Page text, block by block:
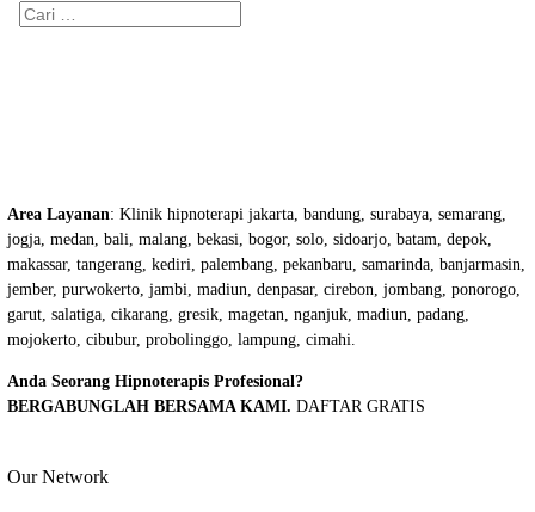
Cari
Area Layanan: Klinik hipnoterapi jakarta, bandung, surabaya, semarang,
jogja, medan, bali, malang, bekasi, bogor, solo, sidoarjo, batam, depok,
makassar, tangerang, kediri, palembang, pekanbaru, samarinda, banjarmasin,
jember, purwokerto, jambi, madiun, denpasar, cirebon, jombang, ponorogo,
garut, salatiga, cikarang, gresik, magetan, nganjuk, madiun, padang,
mojokerto, cibubur, probolinggo, lampung, cimahi.
Anda Seorang Hipnoterapis Profesional?
BERGABUNGLAH BERSAMA KAMI. DAFTAR GRATIS
Our Network